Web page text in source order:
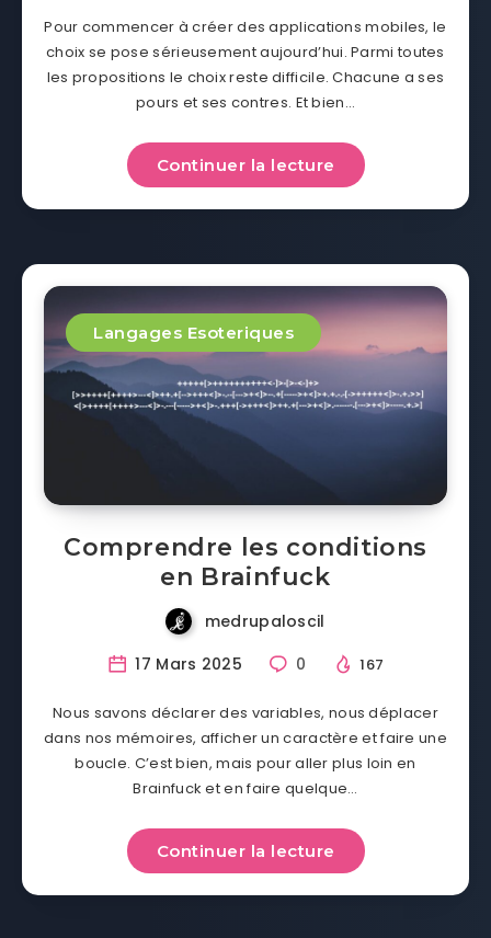
Pour commencer à créer des applications mobiles, le
choix se pose sérieusement aujourd’hui. Parmi toutes
les propositions le choix reste difficile. Chacune a ses
pours et ses contres. Et bien…
Continuer la lecture
Langages Esoteriques
Comprendre les conditions
en Brainfuck
medrupaloscil
17 Mars 2025
0 167
Nous savons déclarer des variables, nous déplacer
dans nos mémoires, afficher un caractère et faire une
boucle. C’est bien, mais pour aller plus loin en
Brainfuck et en faire quelque…
Continuer la lecture